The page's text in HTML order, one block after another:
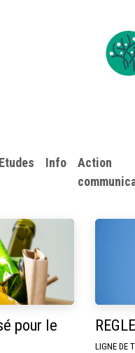
Etudes Info
​Action
pour le
LIGNE DE